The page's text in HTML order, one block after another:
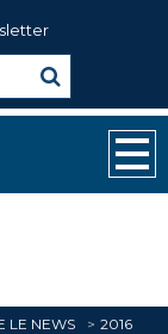
LE NEWS
2016